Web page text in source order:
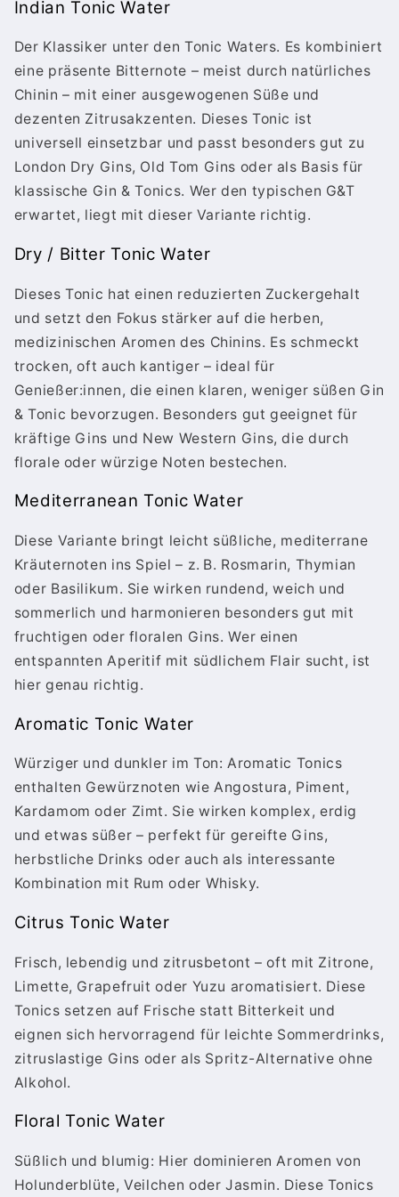
Indian Tonic Water
Der Klassiker unter den Tonic Waters. Es kombiniert
eine präsente Bitternote – meist durch natürliches
Chinin – mit einer ausgewogenen Süße und
dezenten Zitrusakzenten. Dieses Tonic ist
universell einsetzbar und passt besonders gut zu
London Dry Gins, Old Tom Gins oder als Basis für
klassische Gin & Tonics. Wer den typischen G&T
erwartet, liegt mit dieser Variante richtig.
Dry / Bitter Tonic Water
Dieses Tonic hat einen reduzierten Zuckergehalt
und setzt den Fokus stärker auf die herben,
medizinischen Aromen des Chinins. Es schmeckt
trocken, oft auch kantiger – ideal für
Genießer:innen, die einen klaren, weniger süßen Gin
& Tonic bevorzugen. Besonders gut geeignet für
kräftige Gins und New Western Gins, die durch
florale oder würzige Noten bestechen.
Mediterranean Tonic Water
Diese Variante bringt leicht süßliche, mediterrane
Kräuternoten ins Spiel – z. B. Rosmarin, Thymian
oder Basilikum. Sie wirken rundend, weich und
sommerlich und harmonieren besonders gut mit
fruchtigen oder floralen Gins. Wer einen
entspannten Aperitif mit südlichem Flair sucht, ist
hier genau richtig.
Aromatic Tonic Water
Würziger und dunkler im Ton: Aromatic Tonics
enthalten Gewürznoten wie Angostura, Piment,
Kardamom oder Zimt. Sie wirken komplex, erdig
und etwas süßer – perfekt für gereifte Gins,
herbstliche Drinks oder auch als interessante
Kombination mit Rum oder Whisky.
Citrus Tonic Water
Frisch, lebendig und zitrusbetont – oft mit Zitrone,
Limette, Grapefruit oder Yuzu aromatisiert. Diese
Tonics setzen auf Frische statt Bitterkeit und
eignen sich hervorragend für leichte Sommerdrinks,
zitruslastige Gins oder als Spritz-Alternative ohne
Alkohol.
Floral Tonic Water
Süßlich und blumig: Hier dominieren Aromen von
Holunderblüte, Veilchen oder Jasmin. Diese Tonics